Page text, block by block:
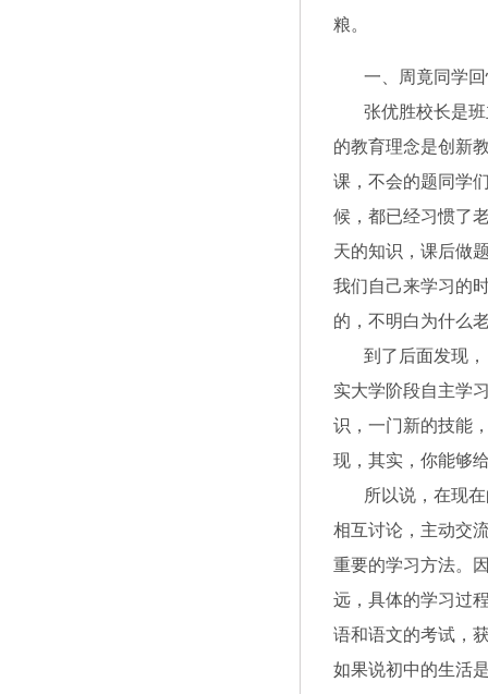
粮。
一、周竟同学回
张优胜校长是班
的教育理念是创新
课，不会的题同学
候，都已经习惯了
天的知识，课后做
我们自己来学习的
的，不明白为什么
到了后面发现，
实大学阶段自主学
识，一门新的技能
现，其实，你能够
所以说，在现在
相互讨论，主动交
重要的学习方法。
远，具体的学习过
语和语文的考试，
如果说初中的生活